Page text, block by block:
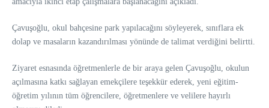
Çavuşoğlu, okul bahçesine park yapılacağını söyleyerek, sınıflara ek
dolap ve masaların kazandırılması yönünde de talimat verdiğini belirtti.
Ziyaret esnasında öğretmenlerle de bir araya gelen Çavuşoğlu, okulun
açılmasına katkı sağlayan emekçilere teşekkür ederek, yeni eğitim-
öğretim yılının tüm öğrencilere, öğretmenlere ve velilere hayırlı